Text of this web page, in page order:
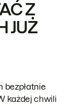
Z
JUŻ
bezpłatnie
każdej chwili